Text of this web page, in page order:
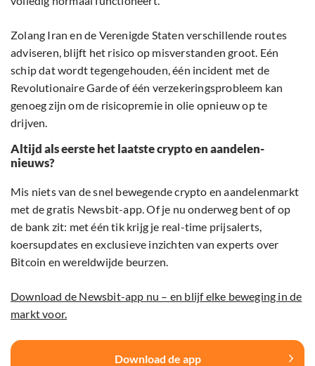
Zolang Iran en de Verenigde Staten verschillende routes
adviseren, blijft het risico op misverstanden groot. Eén
schip dat wordt tegengehouden, één incident met de
Revolutionaire Garde of één verzekeringsprobleem kan
genoeg zijn om de risicopremie in olie opnieuw op te
drijven.
Altijd als eerste het laatste crypto en aandelen-
nieuws?
Mis niets van de snel bewegende crypto en aandelenmarkt
met de gratis Newsbit-app. Of je nu onderweg bent of op
de bank zit: met één tik krijg je real-time prijsalerts,
koersupdates en exclusieve inzichten van experts over
Bitcoin en wereldwijde beurzen.
Download de Newsbit-app nu – en blijf elke beweging in de
markt voor.
Download de app